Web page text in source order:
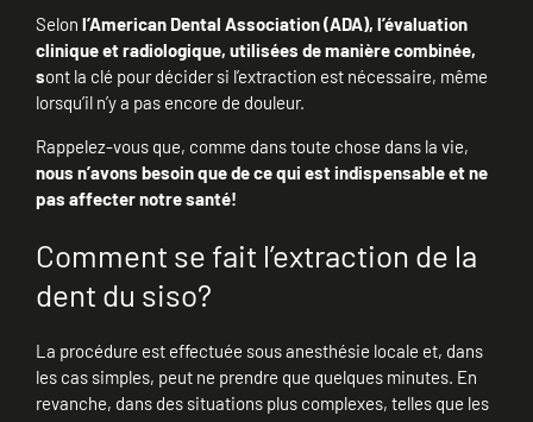
Selon l’American Dental Association (ADA), l’évaluation
clinique et radiologique, utilisées de manière combinée,
sont la clé pour décider si l’extraction est nécessaire, même
lorsqu’il n’y a pas encore de douleur.
Rappelez-vous que, comme dans toute chose dans la vie,
nous n’avons besoin que de ce qui est indispensable et ne
pas affecter notre santé!
Comment se fait l’extraction de la
dent du siso?
La procédure est effectuée sous anesthésie locale et, dans
les cas simples, peut ne prendre que quelques minutes. En
revanche, dans des situations plus complexes, telles que les